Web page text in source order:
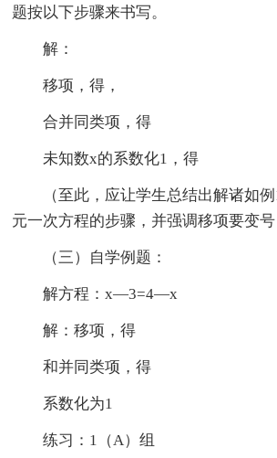
题按以下步骤来书写。
解：
移项，得，
合并同类项，得
未知数x的系数化1，得
（至此，应让学生总结出解诸如
元一次方程的步骤，并强调移项要变号
（三）自学例题：
解方程：x—3=4—x
解：移项，得
和并同类项，得
系数化为1
练习：1（A）组